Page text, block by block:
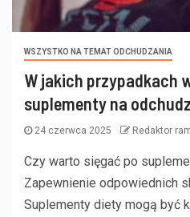
WSZYSTKO NA TEMAT ODCHUDZANIA
W jakich przypadkach
suplementy na
24 czerwca 2025 Redaktor
Czy warto sięgać po
Zapewnienie odpowiednich
Suplementy diety mogą być